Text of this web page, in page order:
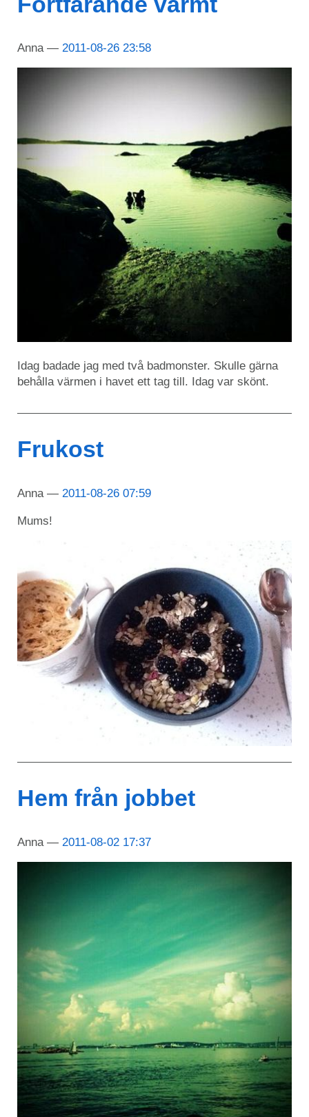
Anna 2011-08-26 23:58
Idag badade jag med två badmonster. Skulle gärna
behålla värmen i havet ett tag till. Idag var skönt.
Frukost
Anna 2011-08-26 07:59
Mums!
Hem från jobbet
Anna 2011-08-02 17:37